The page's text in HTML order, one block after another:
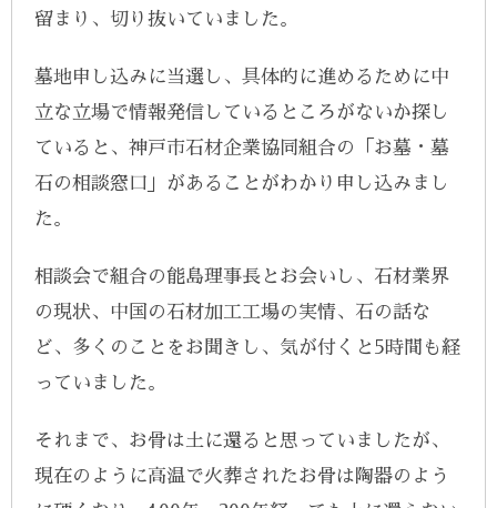
留まり、切り抜いていました。
墓地申し込みに当選し、具体的に進めるために中
立な立場で情報発信しているところがないか探し
ていると、神戸市石材企業協同組合の「お墓・墓
石の相談窓口」があることがわかり申し込みまし
た。
相談会で組合の能島理事長とお会いし、石材業界
の現状、中国の石材加工工場の実情、石の話な
ど、多くのことをお聞きし、気が付くと5時間も経
っていました。
それまで、お骨は土に還ると思っていましたが、
現在のように高温で火葬されたお骨は陶器のよう